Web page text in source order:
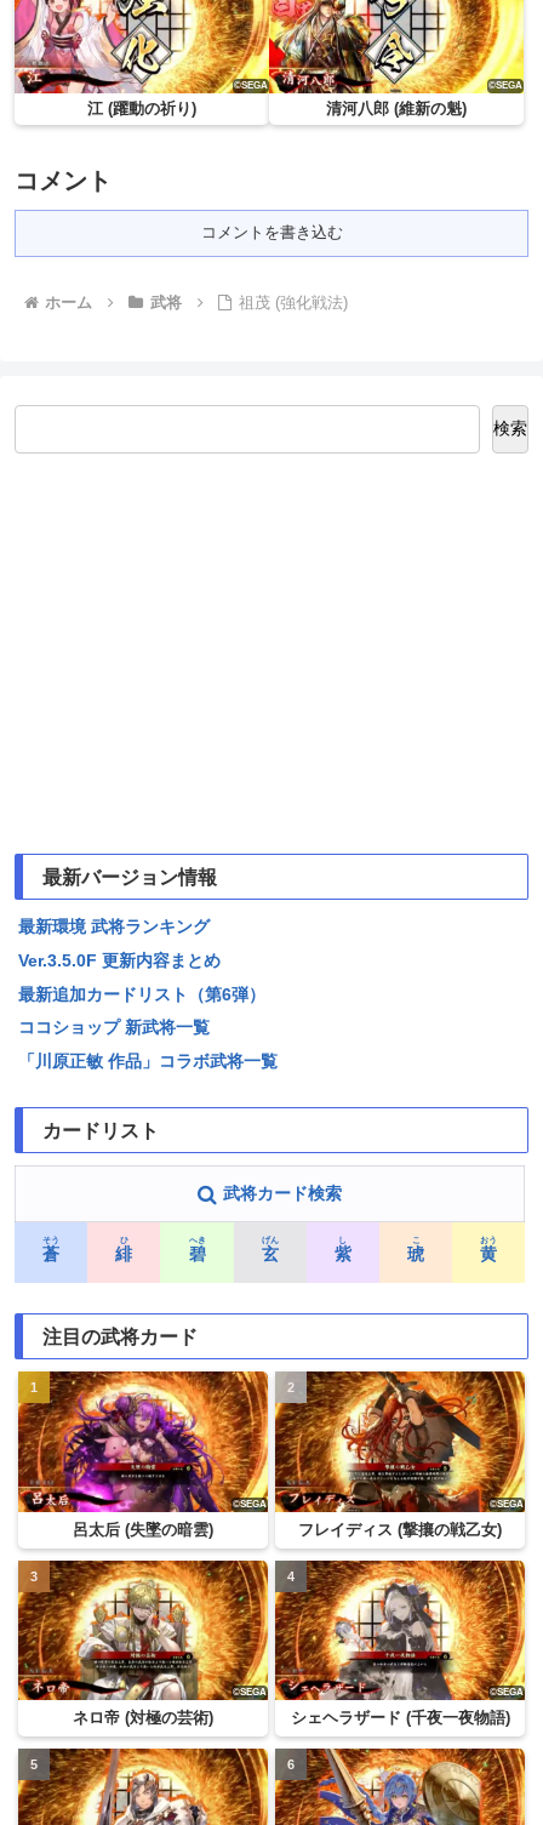
江 (躍動の祈り) 清河八郎 (維新の魁)
コメント
コメントを書き込む
ホーム 武将 祖茂 (強化戦法)
検索
最新バージョン情報
最新環境 武将ランキング
Ver.3.5.0F 更新内容まとめ
最新追加カードリスト（第6弾）
ココショップ 新武将一覧
「川原正敏 作品」コラボ武将一覧
カードリスト
武将カード検索
蒼
そう
緋
ひ
碧
へき
玄
げん
紫
し
琥
こ
黄
おう
注目の武将カード
呂太后 (失墜の暗雲) フレイディス (撃攘の戦乙女)
ネロ帝 (対極の芸術) シェヘラザード (千夜一夜物語)